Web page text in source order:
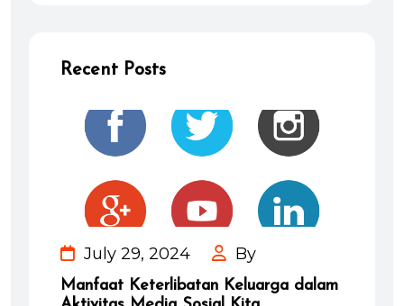
Recent Posts
July 29, 2024 By
Manfaat Keterlibatan Keluarga dalam